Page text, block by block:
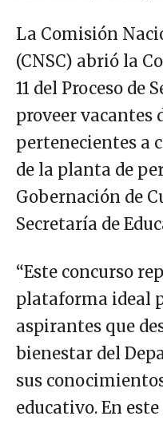
La Comisión
(CNSC) abrió la
11 del Proceso de
proveer vacantes
pertenecientes a
de la planta de
Gobernación de
Secretaría de
“Este concurso
plataforma ideal
aspirantes que
bienestar del
sus
educativo. En